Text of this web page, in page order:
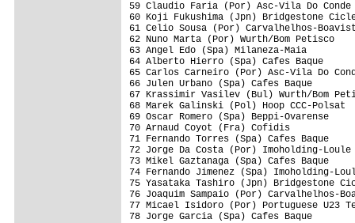
59 Claudio Faria (Por) Asc-Vila Do
60 Koji Fukushima (Jpn) Bridgestone
61 Celio Sousa (Por) Carvalhelhos-
62 Nuno Marta (Por) Wurth/Bom
63 Angel Edo (Spa) Milaneza-Maia
64 Alberto Hierro (Spa) Cafes
65 Carlos Carneiro (Por) Asc-
66 Julen Urbano (Spa) Cafes Baque
67 Krassimir Vasilev (Bul) Wurth/Bom
68 Marek Galinski (Pol) Hoop CCC-
69 Oscar Romero (Spa) Beppi-
70 Arnaud Coyot (Fra) Cofidis
71 Fernando Torres (Spa) Cafes
72 Jorge Da Costa (Por) Imoholding-
73 Mikel Gaztanaga (Spa) Cafes
74 Fernando Jimenez (Spa)
75 Yasataka Tashiro (Jpn)
76 Joaquim Sampaio (Por)
77 Micael Isidoro (Por) Portuguese
78 Jorge Garcia (Spa) Cafes Baque